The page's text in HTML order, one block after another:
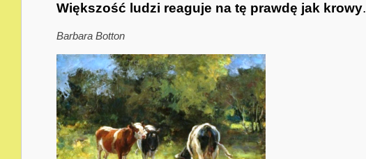
Większość ludzi reaguje na tę prawdę jak krowy.
Barbara Botton